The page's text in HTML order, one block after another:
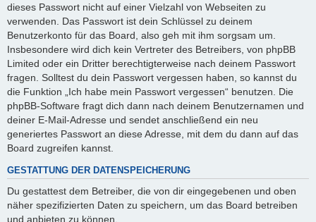
dieses Passwort nicht auf einer Vielzahl von Webseiten zu
verwenden. Das Passwort ist dein Schlüssel zu deinem
Benutzerkonto für das Board, also geh mit ihm sorgsam um.
Insbesondere wird dich kein Vertreter des Betreibers, von phpBB
Limited oder ein Dritter berechtigterweise nach deinem Passwort
fragen. Solltest du dein Passwort vergessen haben, so kannst du
die Funktion „Ich habe mein Passwort vergessen“ benutzen. Die
phpBB-Software fragt dich dann nach deinem Benutzernamen und
deiner E-Mail-Adresse und sendet anschließend ein neu
generiertes Passwort an diese Adresse, mit dem du dann auf das
Board zugreifen kannst.
GESTATTUNG DER DATENSPEICHERUNG
Du gestattest dem Betreiber, die von dir eingegebenen und oben
näher spezifizierten Daten zu speichern, um das Board betreiben
und anbieten zu können.